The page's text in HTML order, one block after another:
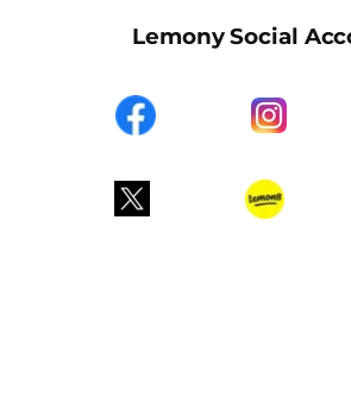
Lemony Social